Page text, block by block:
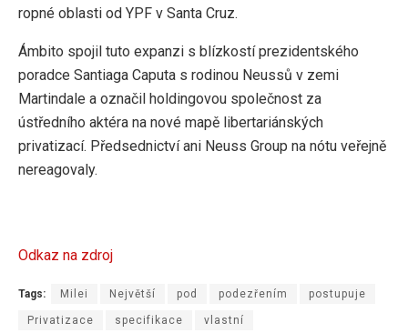
ropné oblasti od YPF v Santa Cruz.
Ámbito spojil tuto expanzi s blízkostí prezidentského
poradce Santiaga Caputa s rodinou Neussů v zemi
Martindale a označil holdingovou společnost za
ústředního aktéra na nové mapě libertariánských
privatizací. Předsednictví ani Neuss Group na nótu veřejně
nereagovaly.
Odkaz na zdroj
Tags: Milei Největší pod podezřením postupuje
Privatizace specifikace vlastní